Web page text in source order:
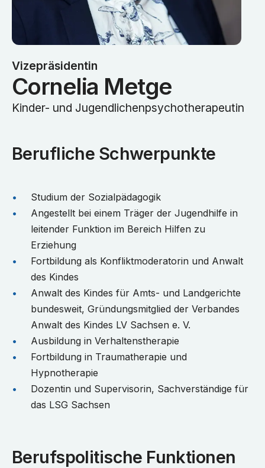
Vizepräsidentin
Cornelia Metge
Kinder- und Jugendlichen­psycho­therapeutin
Berufliche Schwerpunkte
Studium der Sozialpädagogik
Angestellt bei einem Träger der Jugendhilfe in
leitender Funktion im Bereich Hilfen zu
Erziehung
Fortbildung als Konfliktmoderatorin und Anwalt
des Kindes
Anwalt des Kindes für Amts- und Landgerichte
bundesweit, Gründungsmitglied der Verbandes
Anwalt des Kindes LV Sachsen e. V.
Ausbildung in Verhaltenstherapie
Fortbildung in Traumatherapie und
Hypnotherapie
Dozentin und Supervisorin, Sachverständige für
das LSG Sachsen
Berufspolitische Funktionen